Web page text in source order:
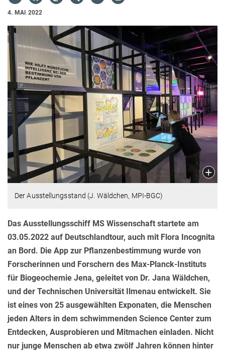
4. MAI 2022
Der Ausstellungsstand (J. Wäldchen, MPI-BGC)
Das Ausstellungsschiff MS Wissenschaft startete am
03.05.2022 auf Deutschlandtour, auch mit Flora Incognita
an Bord. Die App zur Pflanzenbestimmung wurde von
Forscherinnen und Forschern des Max-Planck-Instituts
für Biogeochemie Jena, geleitet von Dr. Jana Wäldchen,
und der Technischen Universität Ilmenau entwickelt. Sie
ist eines von 25 ausgewählten Exponaten, die Menschen
jeden Alters in dem schwimmenden Science Center zum
Entdecken, Ausprobieren und Mitmachen einladen. Nicht
nur junge Menschen ab etwa zwölf Jahren können hinter